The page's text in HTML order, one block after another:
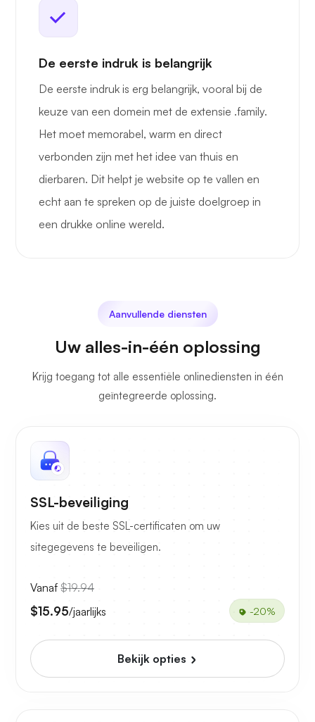
De eerste indruk is belangrijk
De eerste indruk is erg belangrijk, vooral bij de
keuze van een domein met de extensie .family.
Het moet memorabel, warm en direct
verbonden zijn met het idee van thuis en
dierbaren. Dit helpt je website op te vallen en
echt aan te spreken op de juiste doelgroep in
een drukke online wereld.
Aanvullende diensten
Uw alles-in-één oplossing
Krijg toegang tot alle essentiële onlinediensten in één
geïntegreerde oplossing.
SSL-beveiliging
Kies uit de beste SSL-certificaten om uw
sitegegevens te beveiligen.
Vanaf $19.94
$15.95/jaarlijks -20%
Bekijk opties